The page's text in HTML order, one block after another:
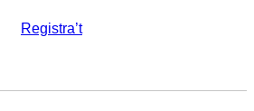
Registra’t